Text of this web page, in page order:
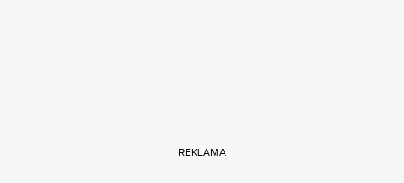
REKLAMA